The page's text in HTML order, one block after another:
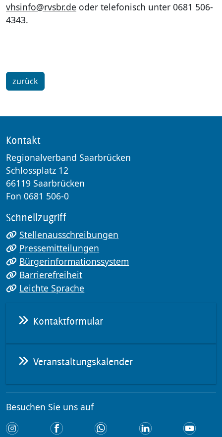
vhsinfo@rvsbr.de oder telefonisch unter 0681 506-
4343.
zurück
Kontakt
Regionalverband Saarbrücken
Schlossplatz 12
66119 Saarbrücken
Fon 0681 506-0
Schnellzugriff
Stellenausschreibungen
Pressemitteilungen
Bürgerinformationssystem
Barrierefreiheit
Leichte Sprache
Kontaktformular
Veranstaltungskalender
Besuchen Sie uns auf